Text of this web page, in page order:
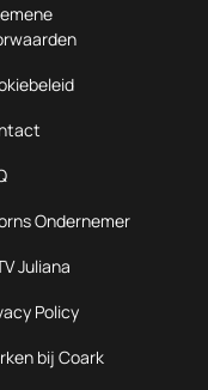
Ondernemer
Juliana
Policy
bij Coark